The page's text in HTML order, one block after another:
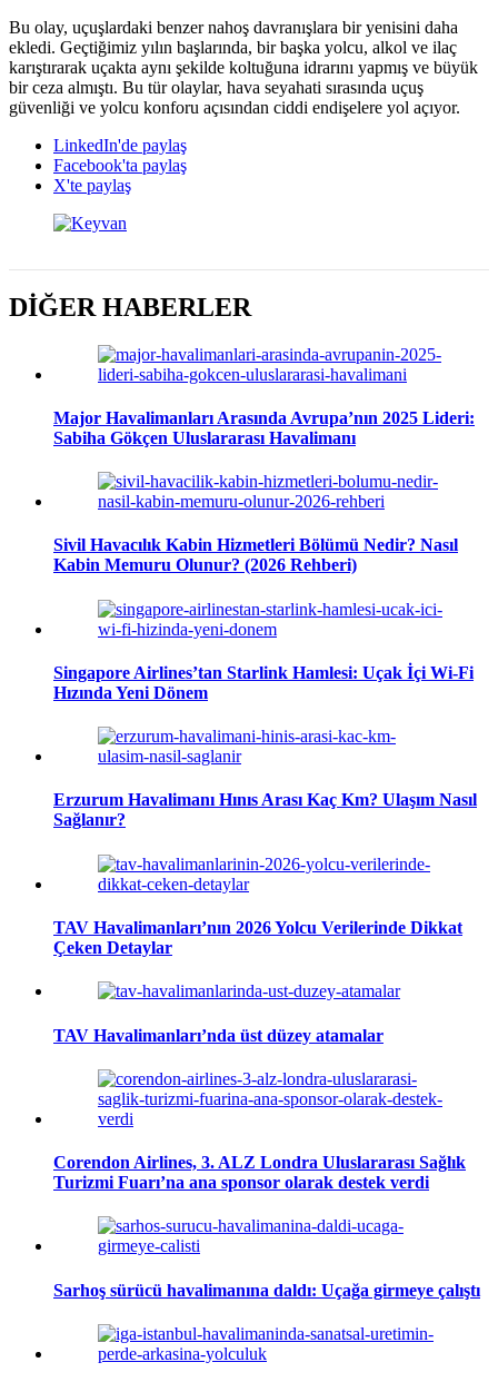
Bu olay, uçuşlardaki benzer nahoş davranışlara bir yenisini daha
ekledi. Geçtiğimiz yılın başlarında, bir başka yolcu, alkol ve ilaç
karıştırarak uçakta aynı şekilde koltuğuna idrarını yapmış ve büyük
bir ceza almıştı. Bu tür olaylar, hava seyahati sırasında uçuş
güvenliği ve yolcu konforu açısından ciddi endişelere yol açıyor.
LinkedIn'de paylaş
Facebook'ta paylaş
X'te paylaş
DİĞER HABERLER
Major Havalimanları Arasında Avrupa’nın 2025 Lideri:
Sabiha Gökçen Uluslararası Havalimanı
Sivil Havacılık Kabin Hizmetleri Bölümü Nedir? Nasıl
Kabin Memuru Olunur? (2026 Rehberi)
Singapore Airlines’tan Starlink Hamlesi: Uçak İçi Wi-Fi
Hızında Yeni Dönem
Erzurum Havalimanı Hınıs Arası Kaç Km? Ulaşım Nasıl
Sağlanır?
TAV Havalimanları’nın 2026 Yolcu Verilerinde Dikkat
Çeken Detaylar
TAV Havalimanları’nda üst düzey atamalar
Corendon Airlines, 3. ALZ Londra Uluslararası Sağlık
Turizmi Fuarı’na ana sponsor olarak destek verdi
Sarhoş sürücü havalimanına daldı: Uçağa girmeye çalıştı